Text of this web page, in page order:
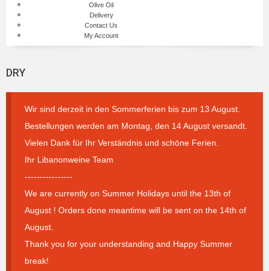
Olive Oil
Delivery
Contact Us
My Account
DRY
Wir sind derzeit in den Sommerferien bis zum 13 August.
Bestellungen werden am Montag, den 14 August versandt.
Vielen Dank für Ihr Verständnis und schöne Ferien.
Ihr Libanonweine Team
----------------
We are currently on Summer Holidays until the 13th of
August ! Orders done meantime will be sent on the 14th of
August.
Thank you for your understanding and Happy Summer
break!